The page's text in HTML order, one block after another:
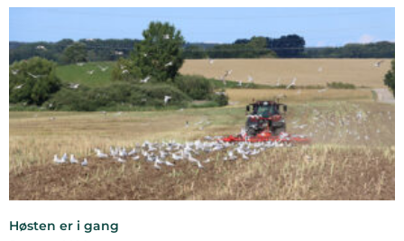
Høsten er i gang